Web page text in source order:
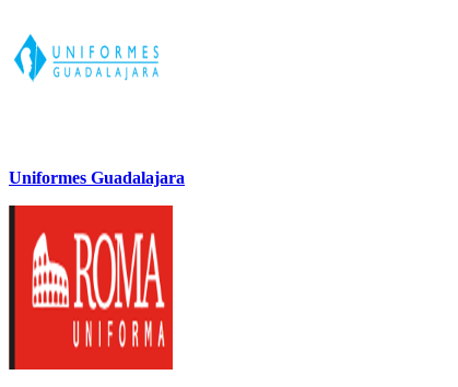
Uniformes Guadalajara